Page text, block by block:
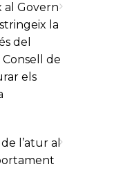
Govern
la
del
de
els
l’atur al